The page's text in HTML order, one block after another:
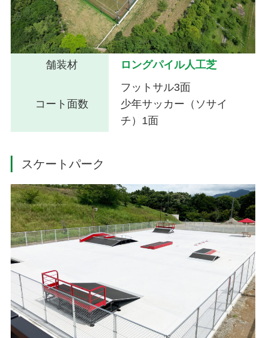
舗装材 ロングパイル人工芝
コート面数
フットサル3面
少年サッカー（ソサイ
チ）1面
スケートパーク